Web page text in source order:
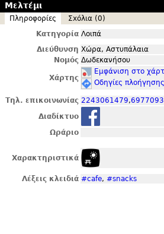
Μελτέμι
Πληροφορίες
Σxόλια (0)
Κατηγορία Λοιπά
Διεύθυνση Χώρα, Αστυπάλαια
Νομός Δωδεκανήσου
Χάρτης
Εμφάνιση στο
Οδηγίες πλοήγησης
Τηλ. επικοινωνίας 2243061479,
Διαδίκτυο
Ωράριο
Χαρακτηριστικά
Λέξεις κλειδιά #cafe, #snacks